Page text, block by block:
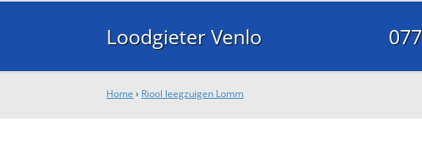
Loodgieter Venlo
Home › Riool leegzuigen Lomm